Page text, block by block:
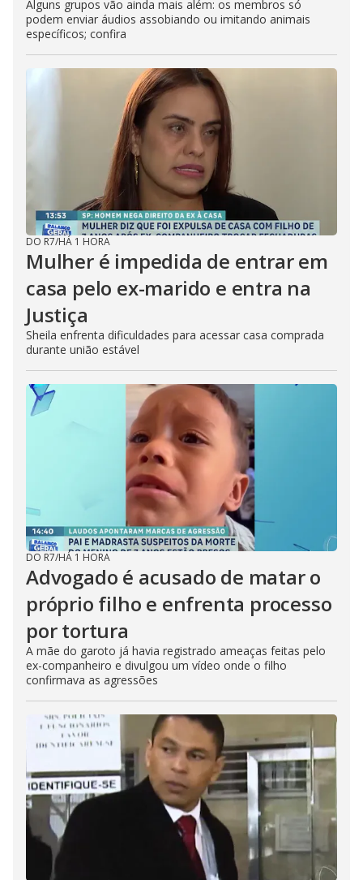
Alguns grupos vão ainda mais além: os membros só
podem enviar áudios assobiando ou imitando animais
específicos; confira
DO R7/HÁ 1 HORA
Mulher é impedida de entrar em
casa pelo ex-marido e entra na
Justiça
Sheila enfrenta dificuldades para acessar casa comprada
durante união estável
DO R7/HÁ 1 HORA
Advogado é acusado de matar o
próprio filho e enfrenta processo
por tortura
A mãe do garoto já havia registrado ameaças feitas pelo
ex-companheiro e divulgou um vídeo onde o filho
confirmava as agressões